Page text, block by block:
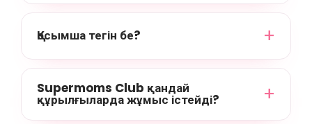
Қосымша тегін бе?
Supermoms Club қандай
құрылғыларда жұмыс істейді?